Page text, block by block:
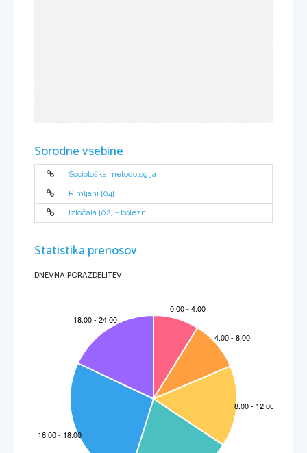
Sorodne vsebine
Sociološka metodologija
Rimljani [04]
Izločala [02] - bolezni
Statistika prenosov
DNEVNA PORAZDELITEV